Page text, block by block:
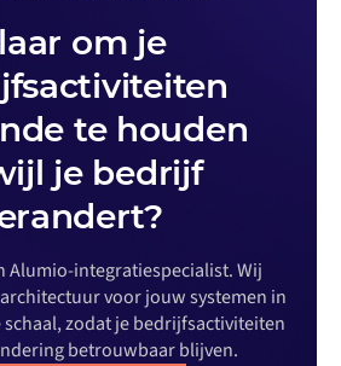
om je
te houden
je bedrijf
Alumio-integratiespecialist. Wij
voor jouw systemen in
zodat je bedrijfsactiviteiten
betrouwbaar blijven.